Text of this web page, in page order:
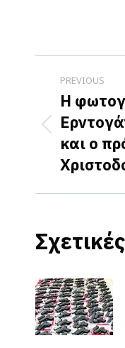
Post
PREVIOUS
Previous
post:
Η
και ο